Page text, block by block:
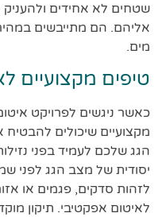
שטחים לא אחידים
אליהם. הם מתייבשים
מים.
טיפים מקצועיים
כאשר ניגשים לפרויקט
מקצועיים שיכולים
הגג שלכם לעמיד בפני
יסודית של מצב הגג לפני
לזהות סדקים, פגמים או
לאיטום אפקטיבי. תיקון